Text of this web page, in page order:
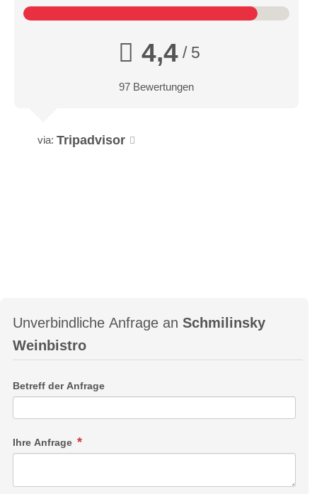
4,4/ 5
97 Bewertungen
via: Tripadvisor
Unverbindliche Anfrage an Schmilinsky
Weinbistro
Betreff der Anfrage
Ihre Anfrage